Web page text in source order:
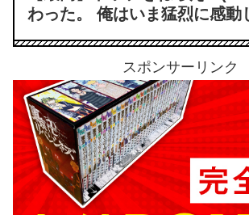
わった。 俺はいま猛烈に感動
スポンサーリンク